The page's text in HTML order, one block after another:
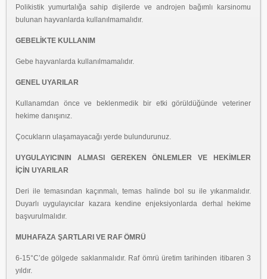
Polikistik yumurtalığa sahip dişilerde ve androjen bağımlı karsinomu
bulunan hayvanlarda kullanılmamalıdır.
GEBELİKTE KULLANIM
Gebe hayvanlarda kullanılmamalıdır.
GENEL UYARILAR
Kullanamdan önce ve beklenmedik bir etki görüldüğünde veteriner
hekime danışınız.
Çocukların ulaşamayacağı yerde bulundurunuz.
UYGULAYICININ ALMASI GEREKEN ÖNLEMLER VE HEKİMLER
İÇİN UYARILAR
Deri ile temasından kaçınmalı, temas halinde bol su ile yıkanmalıdır.
Duyarlıuygulayıcılar kazara kendine enjeksiyonlarda derhal hekime
başvurulmalıdır.
MUHAFAZA ŞARTLARI VE RAF ÖMRÜ
6-15°C’de gölgede saklanmalıdır. Raf ömrü üretim tarihinden itibaren 3
yıldır.